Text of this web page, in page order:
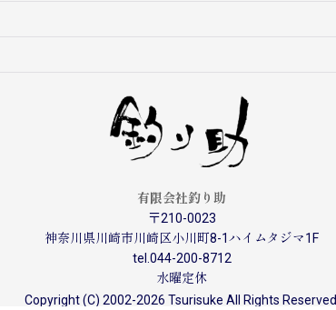
有限会社釣り助
〒210-0023
神奈川県川崎市川崎区小川町8-1ハイムタジマ1F
tel.044-200-8712
水曜定休
Copyright (C) 2002-2026 Tsurisuke All Rights Reserved.